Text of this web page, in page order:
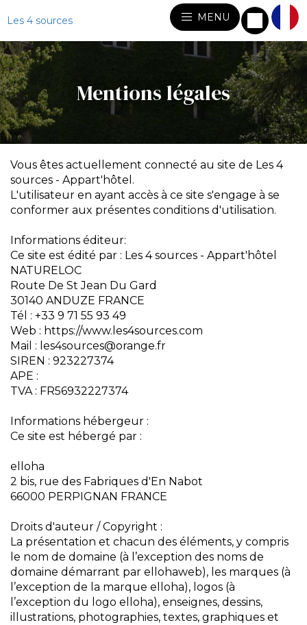
Les 4 sources MENU
Mentions légales
Vous êtes actuellement connecté au site de Les 4
sources - Appart'hôtel.
L'utilisateur en ayant accès à ce site s'engage à se
conformer aux présentes conditions d'utilisation.
Informations éditeur:
Ce site est édité par : Les 4 sources - Appart'hôtel
NATURELOC
Route De St Jean Du Gard
30140 ANDUZE FRANCE
Tél : +33 9 71 55 93 49
Web : https://www.les4sources.com
Mail : les4sources@orange.fr
SIREN : 923227374
APE :
TVA : FR56932227374
Informations hébergeur :
Ce site est hébergé par :
elloha
2 bis, rue des Fabriques d'En Nabot
66000 PERPIGNAN FRANCE
Droits d'auteur / Copyright :
La présentation et chacun des éléments, y compris
le nom de domaine (à l’exception des noms de
domaine démarrant par ellohaweb), les marques (à
l’exception de la marque elloha), logos (à
l’exception du logo elloha), enseignes, dessins,
illustrations, photographies, textes, graphiques et